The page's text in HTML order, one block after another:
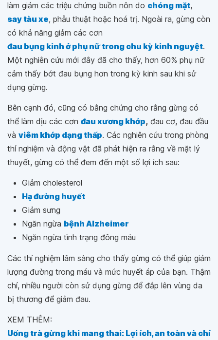
làm giảm các triệu chứng buồn nôn do chóng mặt,
say tàu xe, phẫu thuật hoặc hoá trị. Ngoài ra, gừng còn
có khả năng giảm các cơn
đau bụng kinh ở phụ nữ trong chu kỳ kinh nguyệt.
Một nghiên cứu mới đây đã cho thấy, hơn 60% phụ nữ
cảm thấy bớt đau bụng hơn trong kỳ kinh sau khi sử
dụng gừng.
Bên cạnh đó, cũng có bằng chứng cho rằng gừng có
thể làm dịu các cơn đau xương khớp, đau cơ, đau đầu
và viêm khớp dạng thấp. Các nghiên cứu trong phòng
thí nghiệm và động vật đã phát hiện ra rằng về mặt lý
thuyết, gừng có thể đem đến một số lợi ích sau:
Giảm cholesterol
Hạ đường huyết
Giảm sưng
Ngăn ngừa bệnh Alzheimer
Ngăn ngừa tình trạng đông máu
Các thí nghiệm lâm sàng cho thấy gừng có thể giúp giảm
lượng đường trong máu và mức huyết áp của bạn. Thậm
chí, nhiều người còn sử dụng gừng để đắp lên vùng da
bị thương để giảm đau.
XEM THÊM:
Uống trà gừng khi mang thai: Lợi ích, an toàn và chỉ